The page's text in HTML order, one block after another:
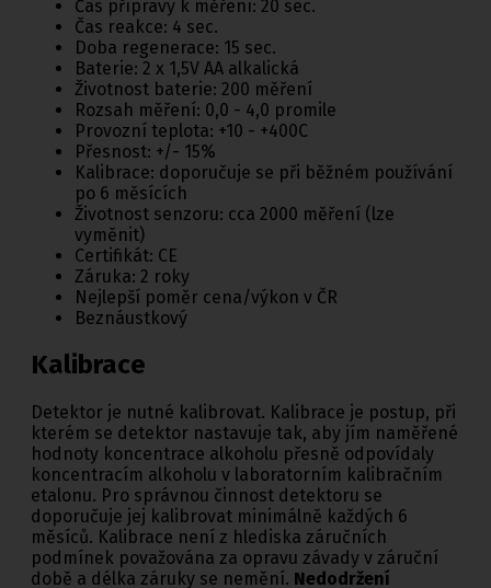
Čas přípravy k měření: 20 sec.
Čas reakce: 4 sec.
Doba regenerace: 15 sec.
Baterie: 2 x 1,5V AA alkalická
Životnost baterie: 200 měření
Rozsah měření: 0,0 - 4,0 promile
Provozní teplota: +10 - +400C
Přesnost: +/- 15%
Kalibrace: doporučuje se při běžném používání
po 6 měsících
Životnost senzoru: cca 2000 měření (lze
vyměnit)
Certifikát: CE
Záruka: 2 roky
Nejlepší poměr cena/výkon v ČR
Beznáustkový
Kalibrace
Detektor je nutné kalibrovat. Kalibrace je postup, při
kterém se detektor nastavuje tak, aby jím naměřené
hodnoty koncentrace alkoholu přesně odpovídaly
koncentracím alkoholu v laboratorním kalibračním
etalonu. Pro správnou činnost detektoru se
doporučuje jej kalibrovat minimálně každých 6
měsíců. Kalibrace není z hlediska záručních
podmínek považována za opravu závady v záruční
době a délka záruky se nemění. Nedodržení